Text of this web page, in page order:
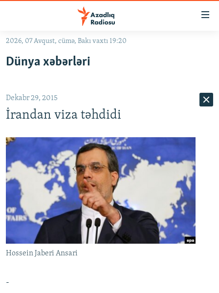
Əsas
qayıt
qayıt
Axtarışa
#İZAHLA
QANUNI DOĞRU
ARAŞDIRMA
MULTIMEDIA
VIDEO
FOTOQALEREYA
İNFOQRAFIKA
KARIKATURA
RADIO ARXIV
OXU ZALI
AZƏRBAYCAN ƏDƏBIYYATI KITABXANASI
İSLAM VƏ DEMOKRATIYA
HAQQIMIZDA
MISSIYAMIZ
PEŞƏ ETIKASI VƏ JURNALISTIKA STANDARTLARIMIZ
BIZI IZLƏ
2026, 07 Avqust, cümə, Bakı vaxtı 19:20
Dünya xəbərləri
Dekabr 29, 2015
İrandan viza təhdidi
Hossein Jaberi Ansari
-